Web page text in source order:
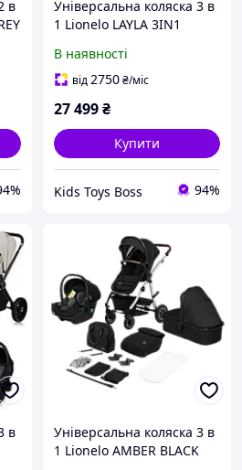
в
Універсальна коляска 3 в
1 Lionelo LAYLA 3IN1
В наявності
від2750₴/міс
27 499₴
Купити
Kids Toys Boss 94%
в
Універсальна коляска 3 в
1 Lionelo AMBER BLACK